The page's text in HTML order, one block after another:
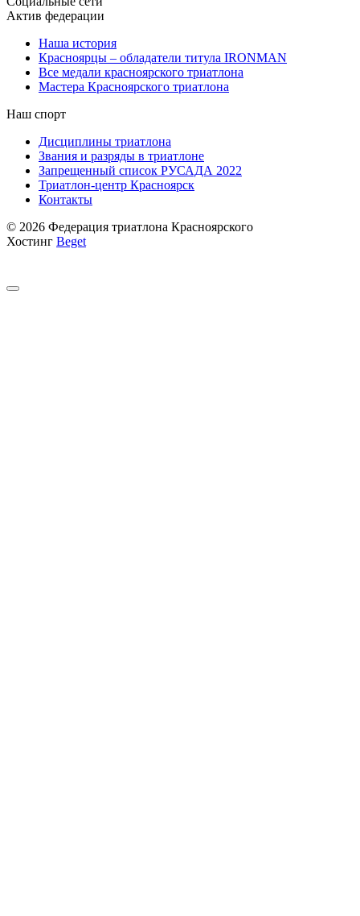
Актив федерации
Наша история
Красноярцы – обладатели титула IRONMAN
Все медали красноярского триатлона
Мастера Красноярского триатлона
Наш спорт
Дисциплины триатлона
Звания и разряды в триатлоне
Запрещенный список РУСАДА 2022
Триатлон-центр Красноярск
Контакты
© 2026 Федерация триатлона Красноярского
Хостинг Beget